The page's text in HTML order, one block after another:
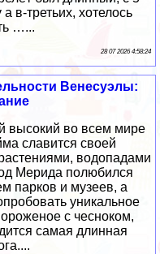
в-третьих, хотелось
…...
28 07 2026 4:58:24
Венесуэлы:
высокий во всем мире
славится своей
водопадами
Мерида полюбился
парков и музеев, а
уникальное
с чесноком,
самая длинная